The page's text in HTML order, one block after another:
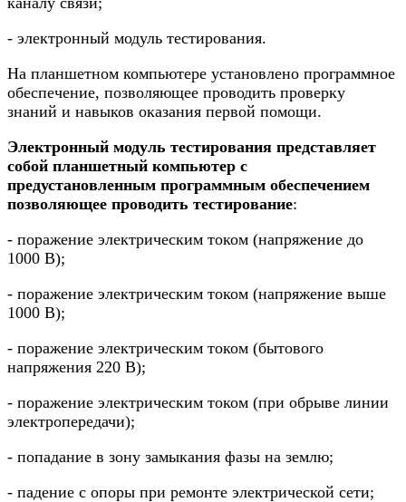
- электронный модуль тестирования.
На планшетном компьютере установлено программное
обеспечение, позволяющее проводить проверку
знаний и навыков оказания первой помощи.
Электронный модуль тестирования представляет
собой планшетный компьютер с
предустановленным программным обеспечением
позволяющее проводить тестирование:
- поражение электрическим током (напряжение до
1000 В);
- поражение электрическим током (напряжение выше
1000 В);
- поражение электрическим током (бытового
напряжения 220 В);
- поражение электрическим током (при обрыве линии
электропередачи);
- попадание в зону замыкания фазы на землю;
- падение с опоры при ремонте электрической сети;